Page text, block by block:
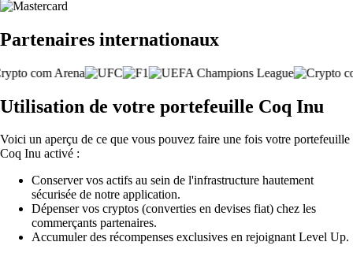
Partenaires internationaux
Utilisation de votre portefeuille Coq Inu
Voici un aperçu de ce que vous pouvez faire une fois votre portefeuille
Coq Inu activé :
Conserver vos actifs au sein de l'infrastructure hautement
sécurisée de notre application.
Dépenser vos cryptos (converties en devises fiat) chez les
commerçants partenaires.
Accumuler des récompenses exclusives en rejoignant Level Up.